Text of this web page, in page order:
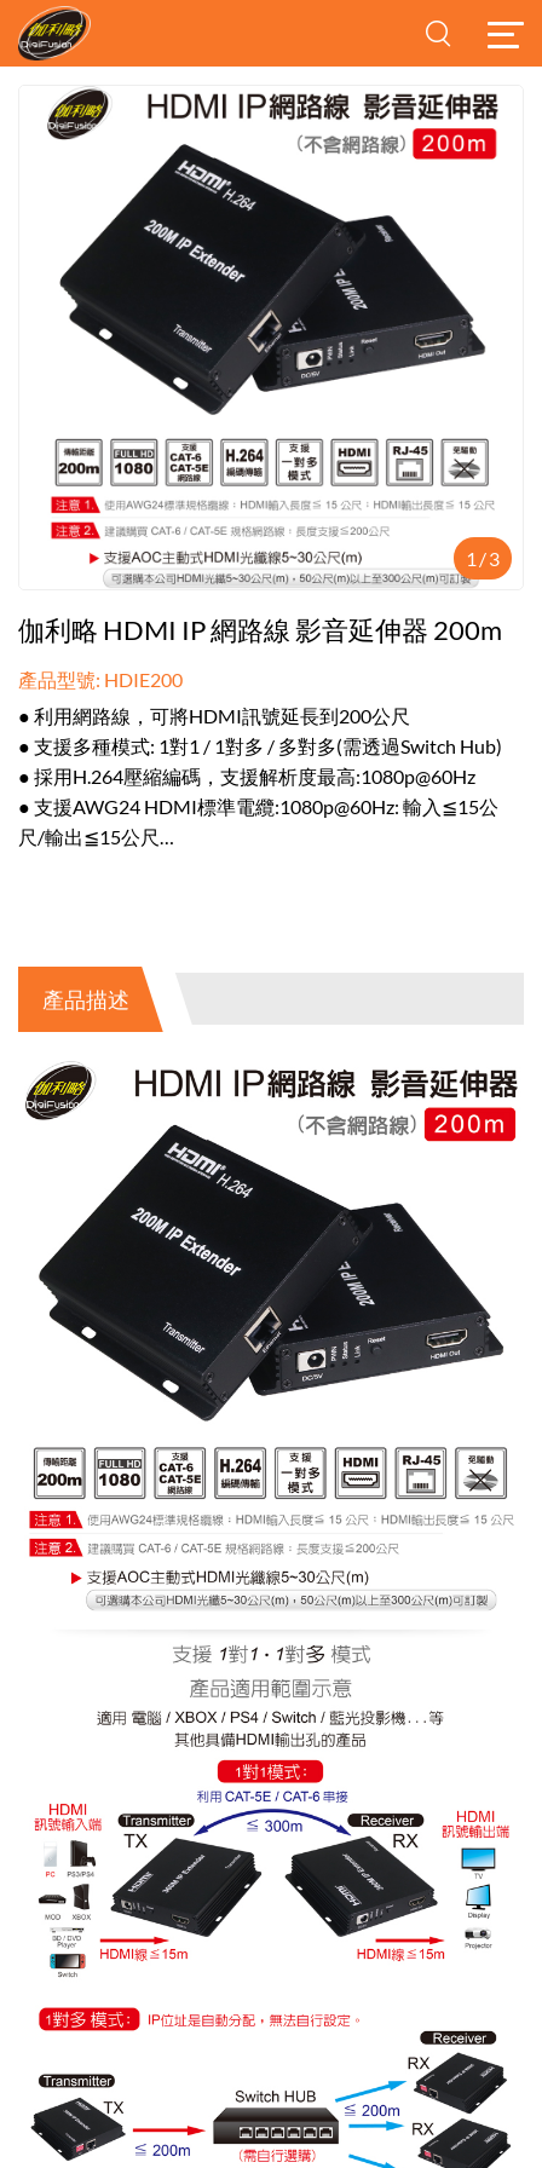
1 /3
伽利略 HDMI IP 網路線 影音延伸器 200m
產品型號: HDIE200
● 利用網路線，可將HDMI訊號延長到200公尺
● 支援多種模式: 1對1 / 1對多 / 多對多(需透過Switch Hub)
● 採用H.264壓縮編碼，支援解析度最高:1080p@60Hz
● 支援AWG24 HDMI標準電纜:1080p@60Hz: 輸入≦15公
尺/輸出≦15公尺
產品描述